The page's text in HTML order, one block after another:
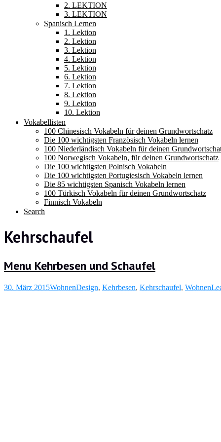
2. LEKTION
3. LEKTION
Spanisch Lernen
1. Lektion
2. Lektion
3. Lektion
4. Lektion
5. Lektion
6. Lektion
7. Lektion
8. Lektion
9. Lektion
10. Lektion
Vokabellisten
100 Chinesisch Vokabeln für deinen Grundwortschatz
Die 100 wichtigsten Französisch Vokabeln lernen
100 Niederländisch Vokabeln für deinen
100 Norwegisch Vokabeln, für deinen Grundwortschatz
Die 100 wichtigsten Polnisch Vokabeln
Die 100 wichtigsten Portugiesisch Vokabeln lernen
Die 85 wichtigsten Spanisch Vokabeln lernen
100 Türkisch Vokabeln für deinen Grundwortschatz
Finnisch Vokabeln
Search
Kehrschaufel
Menu Kehrbesen und Schaufel
30. März 2015WohnenDesign, Kehrbesen, Kehrschaufel, Wohnen